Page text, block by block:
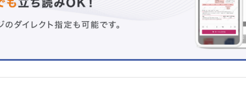
臨床検査専門医がコッソリ教える…検査のTips！
簡単！ 即実践！ グラム染色で決まる抗菌薬治療
第2回 肺炎診療におけるグラム染色【吉村旬平】
胃酸分泌抑制薬の使い方 ～一歩踏み込んだ理解をめざして【稲森
正彦】
護師からひとこと